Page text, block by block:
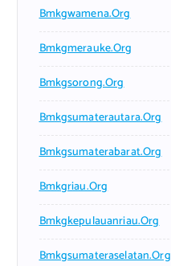
Bmkgwamena.org
Bmkgmerauke.org
Bmkgsorong.org
Bmkgsumaterautara.org
Bmkgsumaterabarat.org
Bmkgriau.org
Bmkgkepulauanriau.org
Bmkgsumateraselatan.org